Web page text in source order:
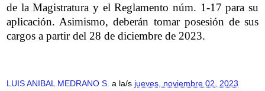
de la Magistratura y el Reglamento núm. 1-17 para su
aplicación. Asimismo, deberán tomar posesión de sus
cargos a partir del 28 de diciembre de 2023.
LUIS ANIBAL MEDRANO S. a la/s jueves, noviembre 02, 2023